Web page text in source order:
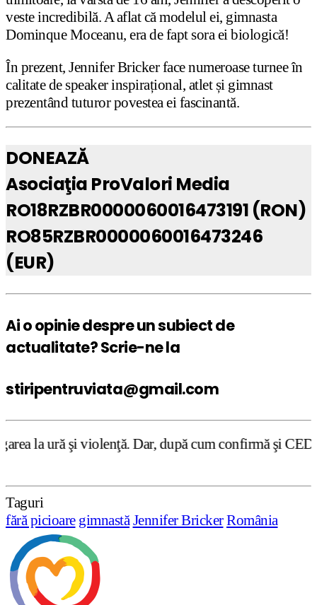
veste incredibilă. A aflat că modelul ei, gimnasta
Dominque Moceanu, era de fapt sora ei biologică!
În prezent, Jennifer Bricker face numeroase turnee în
calitate de speaker inspirațional, atlet și gimnast
prezentând tuturor povestea ei fascinantă.
DONEAZĂ
Asociaţia ProValori Media
RO18RZBR0000060016473191 (RON)
RO85RZBR0000060016473246
(EUR)
Ai o opinie despre un subiect de
actualitate? Scrie-ne la
stiripentruviata@gmail.com
Dar, după cum confirmă şi CEDO în cazul
Taguri
fără picioare gimnastă Jennifer BrickerRomânia